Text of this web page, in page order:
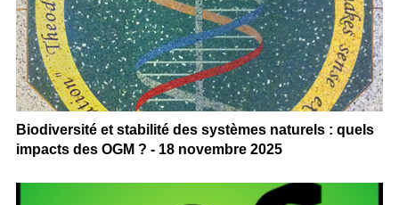
Biodiversité et stabilité des systèmes naturels : quels
impacts des OGM ? - 18 novembre 2025